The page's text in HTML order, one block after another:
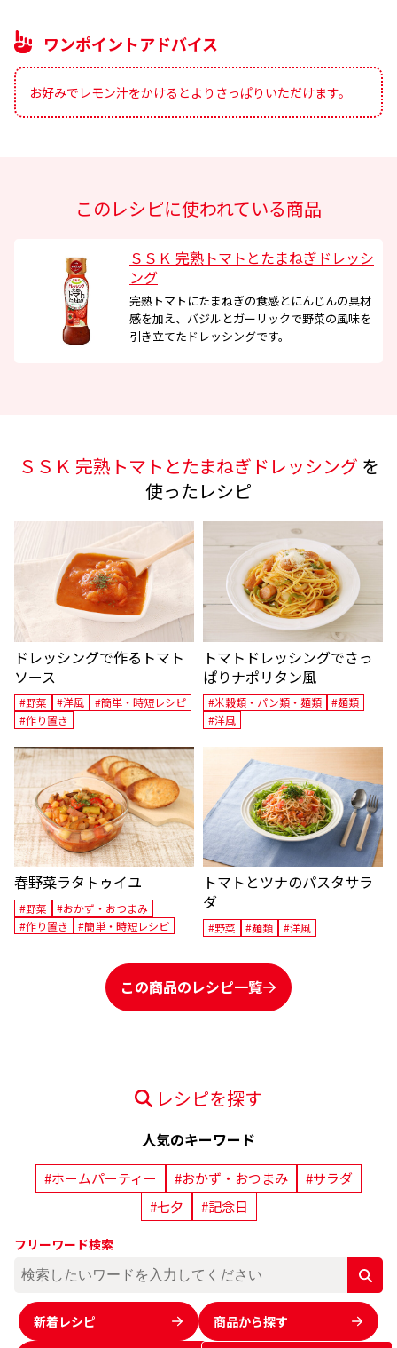
メールアドレス
ワンポイントアドバイス
お好みでレモン汁をかけるとよりさっぱりいただけます。
このレシピに使われている商品
ＳＳＫ 完熟トマトとたまねぎドレッシ
ング
完熟トマトにたまねぎの食感とにんじんの具材
感を加え、バジルとガーリックで野菜の風味を
引き立てたドレッシングです。
ＳＳＫ 完熟トマトとたまねぎドレッシング を
使ったレシピ
ドレッシングで作るトマト
ソース
#野菜 #洋風
#簡単・時短レシピ
#作り置き
トマトドレッシングでさっ
ぱりナポリタン風
#米穀類・パン類・麺類
#麺類
#洋風
春野菜ラタトゥイユ
#野菜
#おかず・おつまみ
#作り置き
#簡単・時短レシピ
トマトとツナのパスタサラ
ダ
#野菜 #麺類 #洋風
この商品のレシピ一覧
レシピを探す
人気のキーワード
#ホームパーティー #おかず・おつまみ
#サラダ
#七夕
#記念日
フリーワード検索
新着レシピ 商品から探す